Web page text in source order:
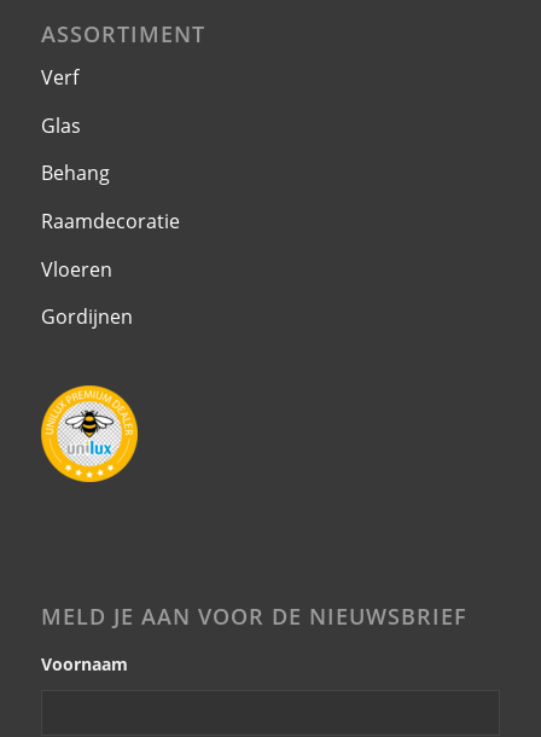
ASSORTIMENT
Verf
Glas
Behang
Raamdecoratie
Vloeren
Gordijnen
MELD JE AAN VOOR DE NIEUWSBRIEF
Voornaam